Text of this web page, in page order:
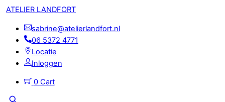
Skip
content
Menu
ATELIER LANDFORT
sabrine@atelierlandfort.nl
06 5372 4771
Locatie
Inloggen
0 Cart